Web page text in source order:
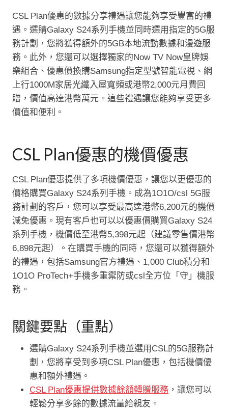
CSL Plan優惠的數據分享禮遇讓您能夠享受豐富的禮
遇。選購Galaxy S24系列手機並同時選用指定的5G服
務計劃，您將獲得額外的5GB本地流動數據和漫遊服
務。此外，您還可以選擇獨家的Now TV Now皇牌娛
樂組合、優惠價換購Samsung指定型號智能電視、網
上行1000M家居光纖入屋寬頻或港幣2,000元月費回
贈，價值高達港幣萬元。這些禮遇讓您能夠享受更多
價值和便利。
CSL Plan優惠的機價優惠
CSL Plan優惠提供了多項機價優惠，讓您以更優惠的
價格購買Galaxy S24系列手機。成為1O1O/csl 5G服
務計劃的客戶，您可以享受最高達港幣6,200元的機價
減免優惠。現有客戶也可以以優惠價購買Galaxy S24
系列手機，機價低至港幣5,398元起（建議零售價港幣
6,898元起）。在購買手機的同時，您還可以獲得額外
的禮遇，包括Samsung官方禮遇、1,000 Club積分和
1O1O ProTech+手機多重禦防或csl全方位「守」機服
務。
關鍵要點（重點）
選購Galaxy S24系列手機並選用CSL的5G服務計
劃，您將享受到多項CSL Plan優惠，包括機價優
惠和額外禮遇。
CSL Plan優惠提供數據餘額轉贈服務 ，讓您可以
輕鬆分享多餘的數據流量給親友。